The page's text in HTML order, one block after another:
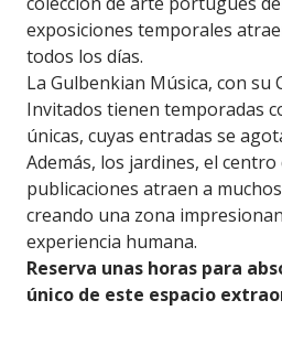
exposiciones temporales
todos los días.
La Gulbenkian Música, con su
Invitados tienen temporadas
únicas, cuyas entradas se
Además, los jardines, el
publicaciones atraen a
creando una zona
experiencia humana.
Reserva unas horas para
único de este espacio